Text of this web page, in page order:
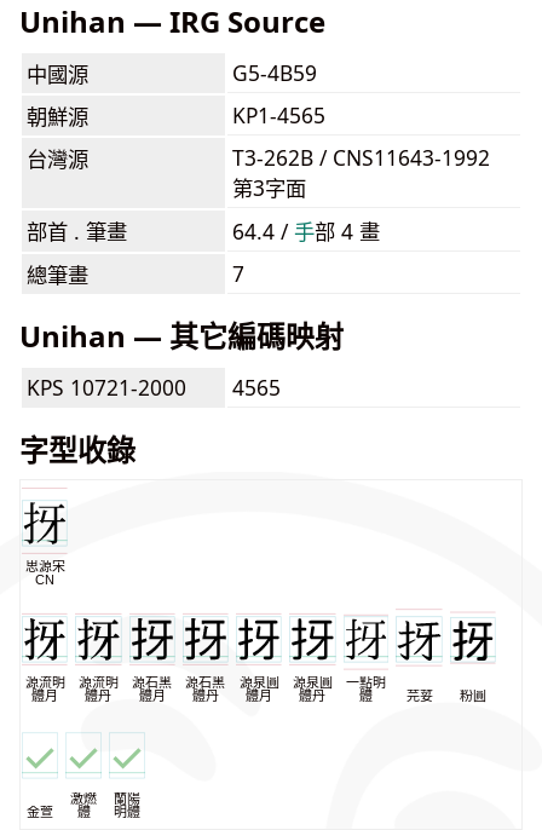
Unihan — IRG Source
中國源
G5-4B59
朝鮮源
KP1-4565
台灣源
T3-262B / CNS11643-1992
第3字面
部首 . 筆畫
64.4 /⼿部 4 畫
總筆畫
7
Unihan — 其它編碼映射
KPS 10721-2000 4565
字型收錄
思源宋
CN
源流明
體月
源流明
體丹
源石黑
體月
源石黑
體丹
源泉圓
體月
源泉圓
體丹
一點明
體
芫荽 粉圓
金萱
激燃
體
蘭陽
明體